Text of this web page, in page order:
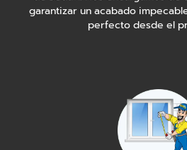
garantizar un acabado
perfecto desde el